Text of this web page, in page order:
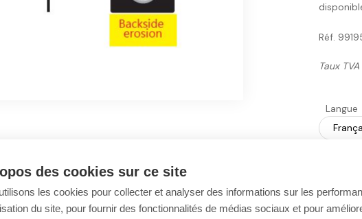
Réf.
Taux TVA
Langue
des cookies sur ce site
les cookies pour collecter et analyser des informations sur les
du site, pour fournir des fonctionnalités de médias sociaux et pour